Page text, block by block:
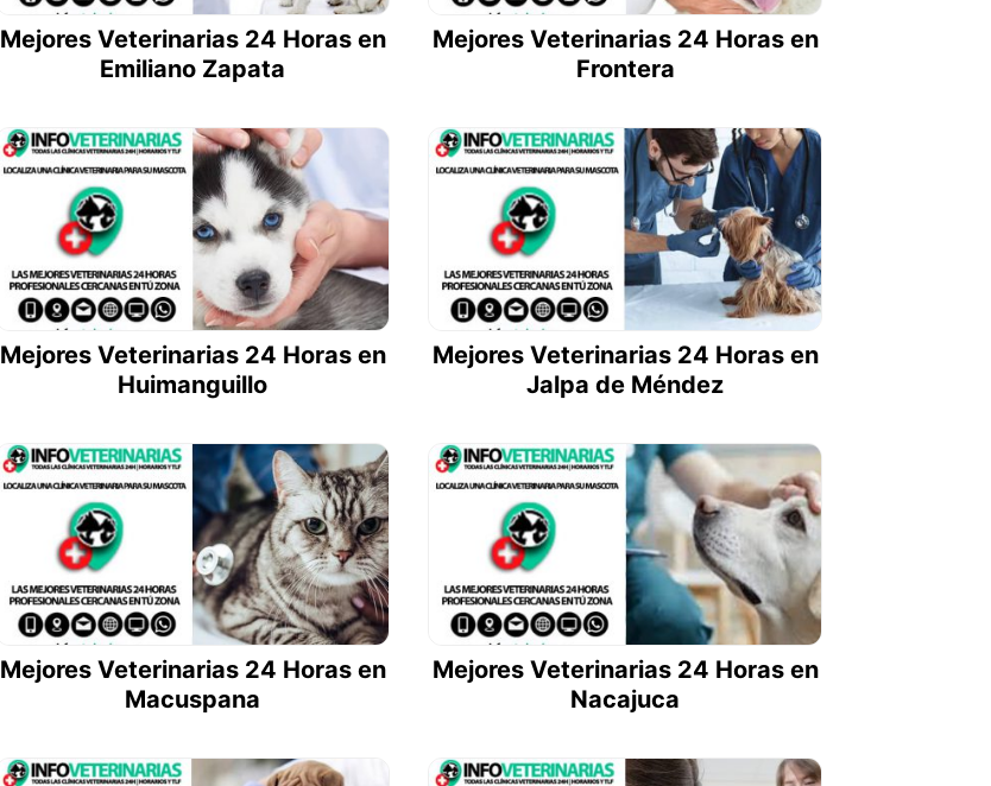
Mejores Veterinarias 24 Horas en
Emiliano Zapata
Mejores Veterinarias 24 Horas en
Frontera
Mejores Veterinarias 24 Horas en
Huimanguillo
Mejores Veterinarias 24 Horas en
Jalpa de Méndez
Mejores Veterinarias 24 Horas en
Macuspana
Mejores Veterinarias 24 Horas en
Nacajuca